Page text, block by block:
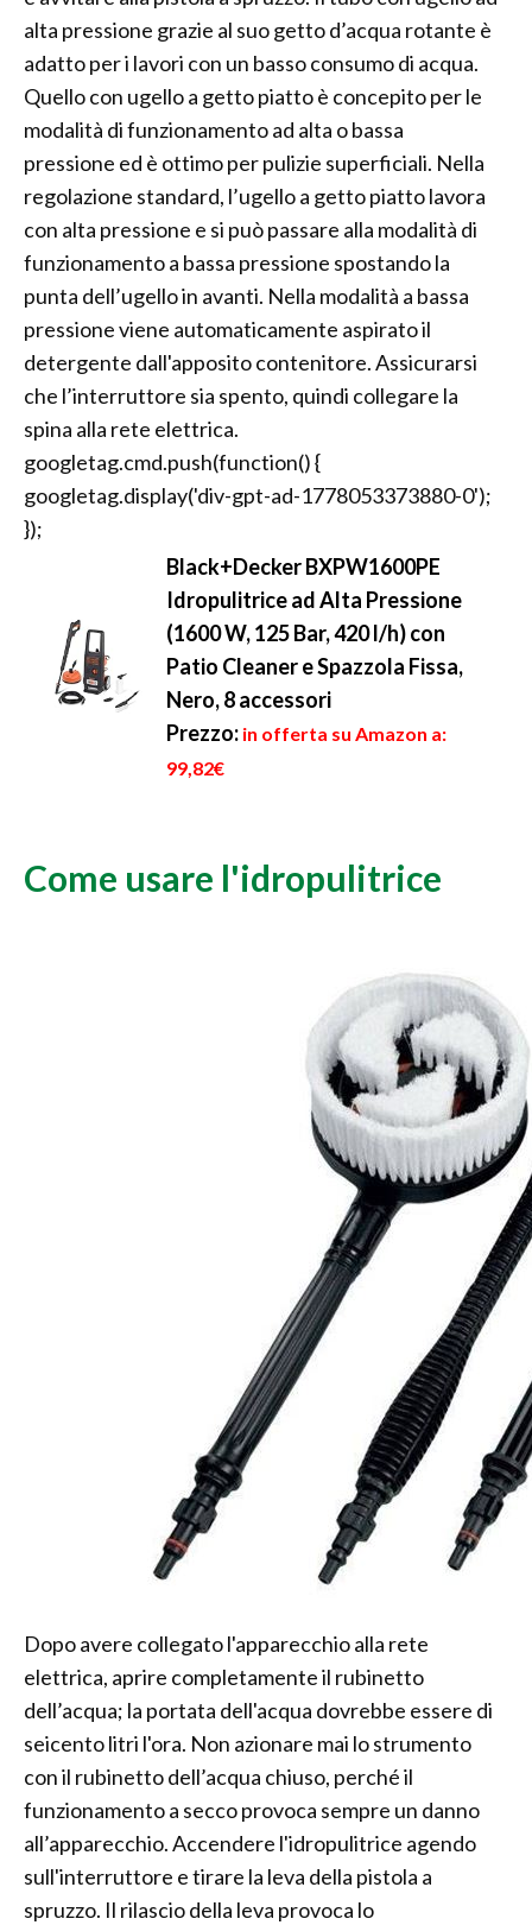
alta pressione grazie al suo getto d’acqua rotante è
adatto per i lavori con un basso consumo di acqua.
Quello con ugello a getto piatto è concepito per le
modalità di funzionamento ad alta o bassa
pressione ed è ottimo per pulizie superficiali. Nella
regolazione standard, l’ugello a getto piatto lavora
con alta pressione e si può passare alla modalità di
funzionamento a bassa pressione spostando la
punta dell’ugello in avanti. Nella modalità a bassa
pressione viene automaticamente aspirato il
detergente dall'apposito contenitore. Assicurarsi
che l’interruttore sia spento, quindi collegare la
spina alla rete elettrica.
googletag.cmd.push(function() {
googletag.display('div-gpt-ad-1778053373880-0');
});
Black+Decker BXPW1600PE
Idropulitrice ad Alta Pressione
(1600 W, 125 Bar, 420 l/h) con
Patio Cleaner e Spazzola Fissa,
Nero, 8 accessori
Prezzo: in offerta su Amazon a:
99,82€
Come usare l'idropulitrice
Dopo avere collegato l'apparecchio alla rete
elettrica, aprire completamente il rubinetto
dell’acqua; la portata dell'acqua dovrebbe essere di
seicento litri l'ora. Non azionare mai lo strumento
con il rubinetto dell’acqua chiuso, perché il
funzionamento a secco provoca sempre un danno
all’apparecchio. Accendere l'idropulitrice agendo
sull'interruttore e tirare la leva della pistola a
spruzzo. Il rilascio della leva provoca lo